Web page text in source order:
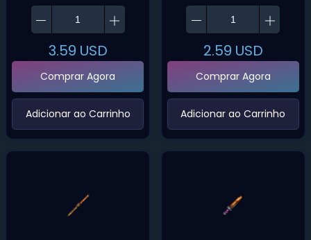
3.59 USD
Comprar Agora
‌Adicionar ao Carrinho‌
2.59 USD
Comprar Agora
‌Adicionar ao Carrinho‌